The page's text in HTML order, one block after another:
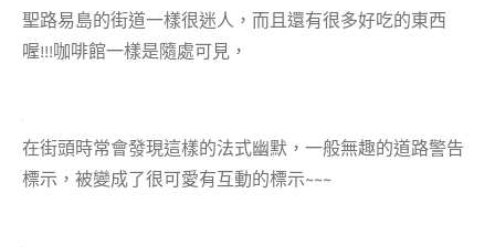
聖路易島的街道一樣很迷人，而且還有很多好吃的東西
喔!!!咖啡館一樣是隨處可見，
在街頭時常會發現這樣的法式幽默，一般無趣的道路警告
標示，被變成了很可愛有互動的標示~~~